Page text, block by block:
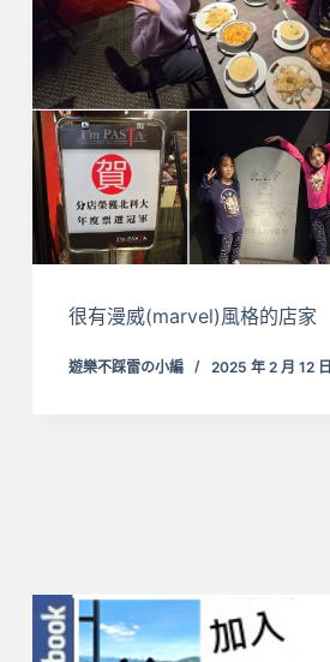
很有漫威(marvel)風格的店家
遊樂不踩雷の小編 2025 年 2 月 12 日